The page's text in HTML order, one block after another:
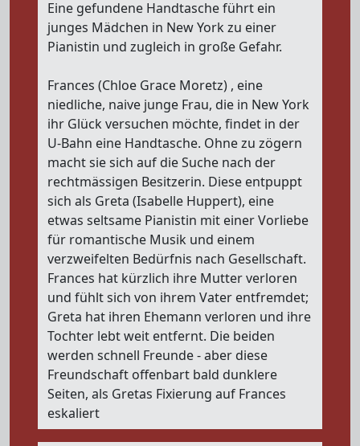
Eine gefundene Handtasche führt ein
junges Mädchen in New York zu einer
Pianistin und zugleich in große Gefahr.
Frances (Chloe Grace Moretz) , eine
niedliche, naive junge Frau, die in New York
ihr Glück versuchen möchte, findet in der
U-Bahn eine Handtasche. Ohne zu zögern
macht sie sich auf die Suche nach der
rechtmässigen Besitzerin. Diese entpuppt
sich als Greta (Isabelle Huppert), eine
etwas seltsame Pianistin mit einer Vorliebe
für romantische Musik und einem
verzweifelten Bedürfnis nach Gesellschaft.
Frances hat kürzlich ihre Mutter verloren
und fühlt sich von ihrem Vater entfremdet;
Greta hat ihren Ehemann verloren und ihre
Tochter lebt weit entfernt. Die beiden
werden schnell Freunde - aber diese
Freundschaft offenbart bald dunklere
Seiten, als Gretas Fixierung auf Frances
eskaliert